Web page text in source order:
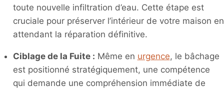
toute nouvelle infiltration d’eau. Cette étape est
cruciale pour préserver l’intérieur de votre maison en
attendant la réparation définitive.
Ciblage de la Fuite : Même en urgence, le bâchage
est positionné stratégiquement, une compétence
qui demande une compréhension immédiate de